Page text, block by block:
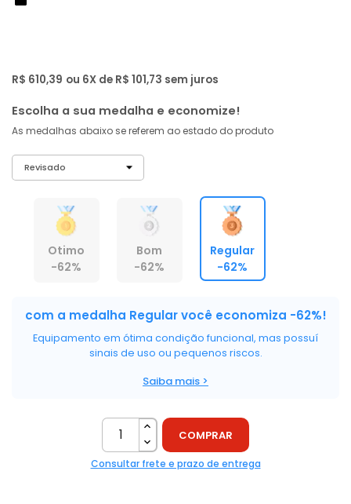
R$ 610,39 ou 6X de R$ 101,73 sem juros
Escolha a sua medalha e economize!
As medalhas abaixo se referem ao estado do produto
Otimo
-62%
Bom
-62%
Regular
-62%
com a medalha Regular você economiza -62%!
Equipamento em ótima condição funcional, mas possuí
sinais de uso ou pequenos riscos.
Saiba mais >
COMPRAR
Consultar frete e prazo de entrega